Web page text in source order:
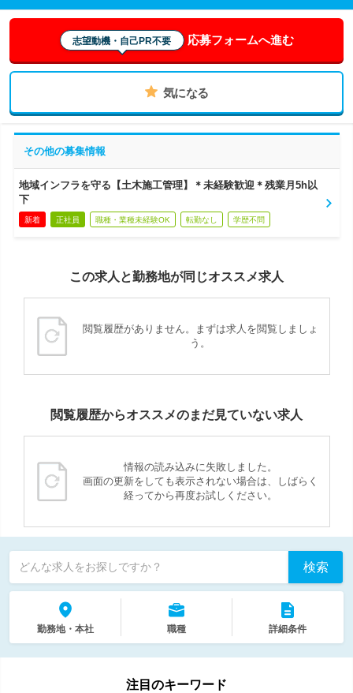
志望動機・自己PR不要 応募フォームへ進む
気になる
その他の募集情報
地域インフラを守る【土木施工管理】＊未経験歓迎＊残業月5h以
下
新着 正社員 職種・業種未経験OK 転勤なし 学歴不問
この求人と勤務地が同じオススメ求人
閲覧履歴がありません。まずは求人を閲覧しましょ
う。
閲覧履歴からオススメのまだ見ていない求人
情報の読み込みに失敗しました。
画面の更新をしても表示されない場合は、しばらく
経ってから再度お試しください。
どんな求人をお探しですか？ 検索
勤務地・本社 職種 詳細条件
注目のキーワード